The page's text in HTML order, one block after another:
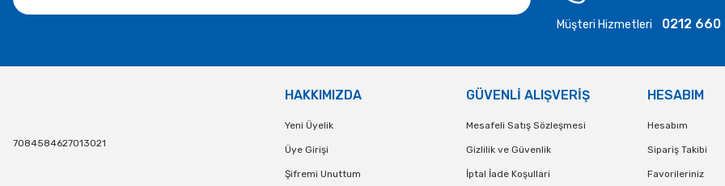
Müşteri Hizmetleri 0212 660
7084584627013021
HAKKIMIZDA
Yeni Üyelik
Üye Girişi
Şifremi Unuttum
GÜVENLİ ALIŞVERİŞ
Mesafeli Satış Sözleşmesi
Gizlilik ve Güvenlik
İptal İade Koşullari
HESABIM
Hesabım
Sipariş Takibi
Favorileriniz